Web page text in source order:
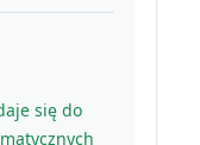
się do